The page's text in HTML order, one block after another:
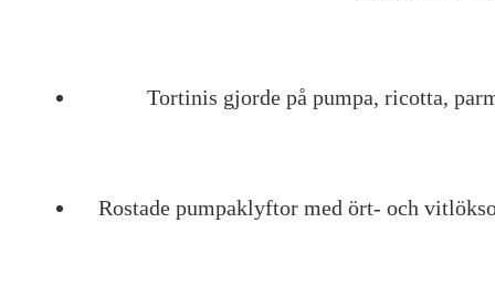
Tortinis gjorde på pumpa, ricotta,
Rostade pumpaklyftor med ört- och